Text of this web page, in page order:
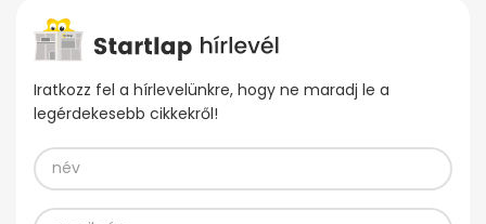
Iratkozz fel a hírlevelünkre, hogy ne maradj le a
legérdekesebb cikkekről!